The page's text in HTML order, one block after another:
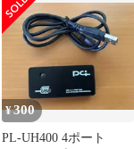
¥300
PL-UH400 4ポート